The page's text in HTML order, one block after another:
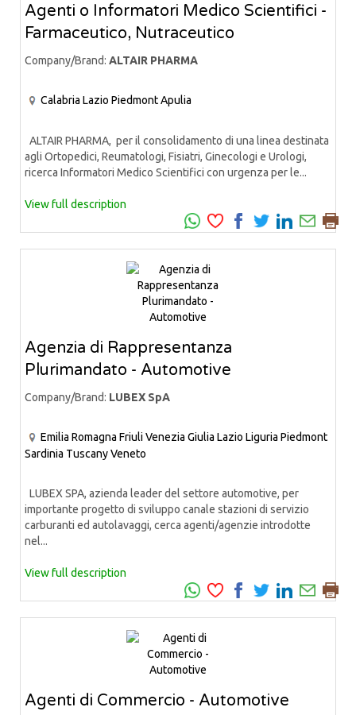
Agenti o Informatori Medico Scientifici -
Farmaceutico, Nutraceutico
Company/Brand: ALTAIR PHARMA
Calabria Lazio PiedmontApulia
ALTAIR PHARMA, per il consolidamento di una linea destinata
agli Ortopedici, Reumatologi, Fisiatri, Ginecologi e Urologi,
ricerca Informatori Medico Scientifici con urgenza per le...
View full description
Agenzia di Rappresentanza
Plurimandato - Automotive
Company/Brand: LUBEX SpA
Emilia Romagna Friuli Venezia Giulia Lazio Liguria Piedmont
Sardinia TuscanyVeneto
LUBEX SPA, azienda leader del settore automotive, per
importante progetto di sviluppo canale stazioni di servizio
carburanti ed autolavaggi, cerca agenti/agenzie introdotte
nel...
View full description
Agenti di Commercio - Automotive